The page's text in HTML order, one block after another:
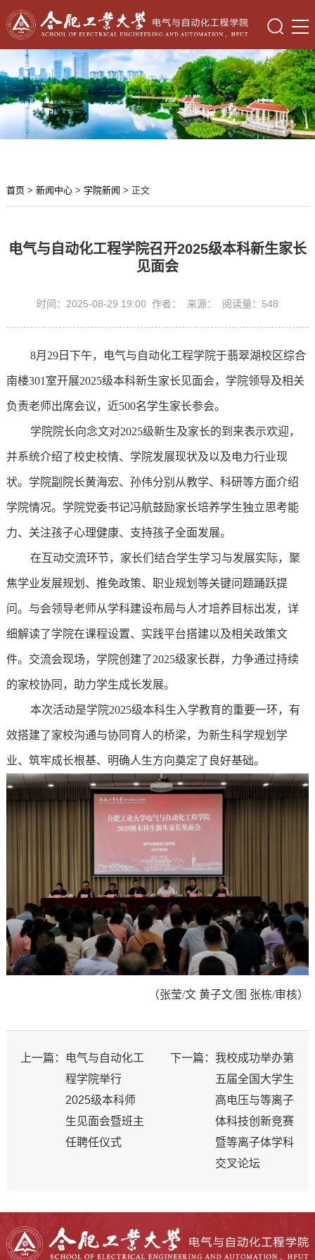
首页> 新闻中心> 学院新闻 > 正文
电气与自动化工程学院召开2025级本科新生家长
见面会
时间：2025-08-29 19:00 作者： 来源： 阅读量： 548
8月29日下午，电气与自动化工程学院于翡翠湖校区综合
南楼301室开展2025级本科新生家长见面会，学院领导及相关
负责老师出席会议，近500名学生家长参会。
学院院长向念文对2025级新生及家长的到来表示欢迎，
并系统介绍了校史校情、学院发展现状及以及电力行业现
状。学院副院长黄海宏、孙伟分别从教学、科研等方面介绍
学院情况。学院党委书记冯航鼓励家长培养学生独立思考能
力、关注孩子心理健康、支持孩子全面发展。
在互动交流环节，家长们结合学生学习与发展实际，聚
焦学业发展规划、推免政策、职业规划等关键问题踊跃提
问。与会领导老师从学科建设布局与人才培养目标出发，详
细解读了学院在课程设置、实践平台搭建以及相关政策文
件。交流会现场，学院创建了2025级家长群，力争通过持续
的家校协同，助力学生成长发展。
本次活动是学院2025级本科生入学教育的重要一环，有
效搭建了家校沟通与协同育人的桥梁，为新生科学规划学
业、筑牢成长根基、明确人生方向奠定了良好基础。
（张莹/文 黄子文/图 张栋/审核）
上一篇：
电气与自动化工
程学院举行
2025级本科师
生见面会暨班主
任聘任仪式
下一篇： 我校成功举办第
五届全国大学生
高电压与等离子
体科技创新竞赛
暨等离子体学科
交叉论坛